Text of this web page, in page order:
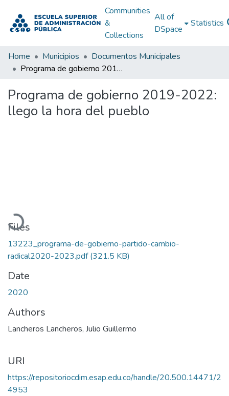
Communities
&
Collections
All of
DSpace
Statistics
Home Municipios
Documentos Municipales
Programa de gobierno 2019-2022: llego la hora del pueblo
Programa de gobierno 2019-2022:
llego la hora del pueblo
Loading...
Files
13223_programa-de-gobierno-partido-cambio-
radical2020-2023.pdf(321.5 KB)
Date
2020
Authors
Lancheros Lancheros, Julio Guillermo
URI
https://repositoriocdim.esap.edu.co/handle/20.500.14471/2
4953